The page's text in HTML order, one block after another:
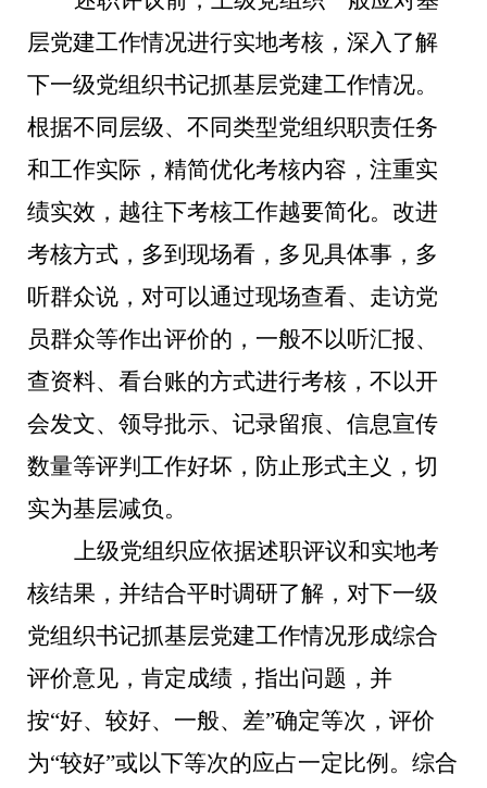
层党建工作情况进行实地考核，深入了解
下一级党组织书记抓基层党建工作情况。
根据不同层级、不同类型党组织职责任务
和工作实际，精简优化考核内容，注重实
绩实效，越往下考核工作越要简化。改进
考核方式，多到现场看，多见具体事，多
听群众说，对可以通过现场查看、走访党
员群众等作出评价的，一般不以听汇报、
查资料、看台账的方式进行考核，不以开
会发文、领导批示、记录留痕、信息宣传
数量等评判工作好坏，防止形式主义，切
实为基层减负。
上级党组织应依据述职评议和实地考
核结果，并结合平时调研了解，对下一级
党组织书记抓基层党建工作情况形成综合
评价意见，肯定成绩，指出问题，并
按“好、较好、一般、差”确定等次，评价
为“较好”或以下等次的应占一定比例。综合